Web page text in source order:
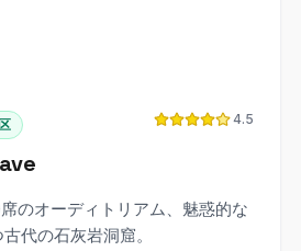
4.5
のオーディトリアム、魅惑的な
代の石灰岩洞窟。